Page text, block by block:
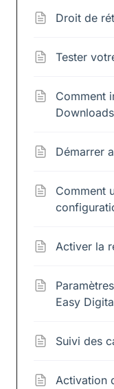
Droit de
Tester
Comment
Downloads
Démarrer
Comment
Activer la
Easy
Suivi des
Activation